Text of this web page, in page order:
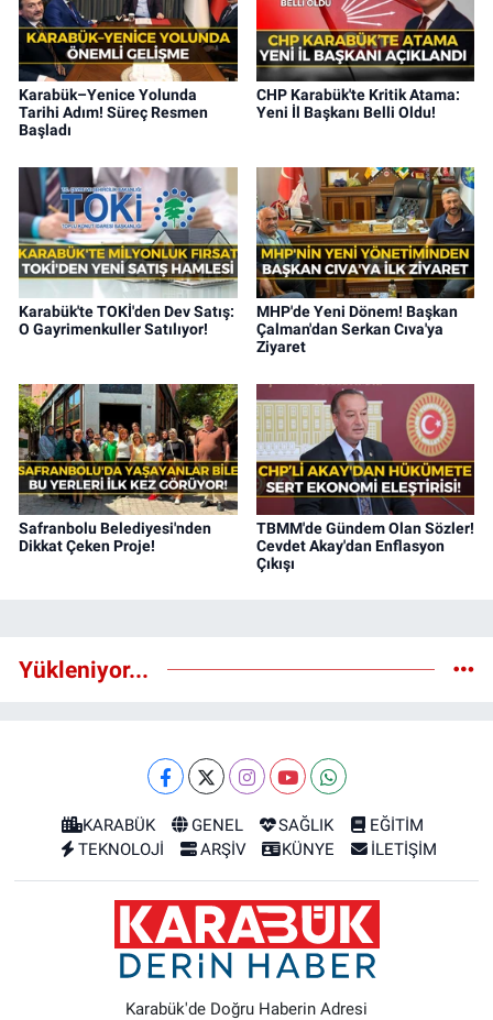
Karabük–Yenice Yolunda
Tarihi Adım! Süreç Resmen
Başladı
CHP Karabük'te Kritik Atama:
Yeni İl Başkanı Belli Oldu!
Karabük'te TOKİ'den Dev Satış:
O Gayrimenkuller Satılıyor!
MHP'de Yeni Dönem! Başkan
Çalman'dan Serkan Cıva'ya
Ziyaret
Safranbolu Belediyesi'nden
Dikkat Çeken Proje!
TBMM'de Gündem Olan Sözler!
Cevdet Akay'dan Enflasyon
Çıkışı
Yükleniyor...
KARABÜK GENEL SAĞLIK
EĞİTİM
TEKNOLOJİ
ARŞİV KÜNYE İLETİŞİM
Karabük'de Doğru Haberin Adresi